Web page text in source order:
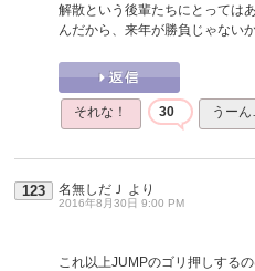
解散という後輩たちにとっては
んだから、来年が勝負じゃないか
それな！ 30 うー
123 名無しだＪ より
2016年8月30日 9:00 PM
これ以上JUMPのゴリ押しする